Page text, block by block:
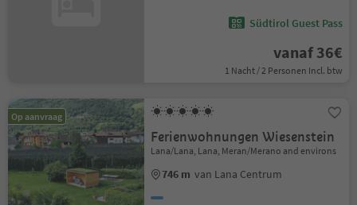
Südtirol Guest Pass
vanaf 36€
1 Nacht / 2 Personen Incl. btw
Op aanvraag
Ferienwohnungen Wiesenstein
Lana/Lana, Lana, Meran/Merano and environs
746 m van Lana Centrum